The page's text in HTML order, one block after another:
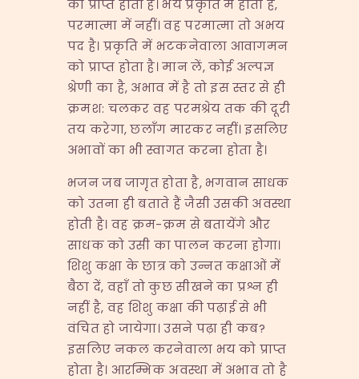
को प्राप्त होता है। भय प्रकृति में होता है,
परमात्मा में नहीं। वह परमात्मा तो अभय
पद है। प्रकृति में भटकनेवाला आवागमन
को प्राप्त होता है। मान लें, कोई अल्पज्ञ
श्रेणी का है, अभाव में है तो इस स्तर से ही
क्रमश: चलकर वह परमश्रेय तक की दूरी
तय करेगा, छलाँग मारकर नहीं। इसलिए
अभावों का भी स्वागत करना होता है।
भजन जब जागृत होता है, भगवान साधक
को उतना ही बताते हैं जैसी उसकी अवस्था
होती है। वह क्रम-क्रम से बतायेंगे और
साधक को उसी का पालन करना होगा।
शिशु कक्षा के छात्र को उन्नत कक्षाओं में
बैठा दें, वहाँ तो कुछ सीखने का प्रश्न ही
नहीं है, वह शिशु कक्षा की पढ़ाई से भी
वंचित हो जायेगा। उसने पढ़ा ही कब?
इसलिए नकल करनेवाला भय को प्राप्त
होता है। आरम्भिक अवस्था में अभाव तो है